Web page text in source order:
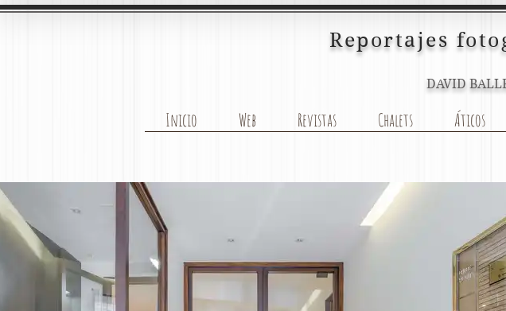
Reportajes
DAVID
Inicio Web Revistas Chalets Áticos